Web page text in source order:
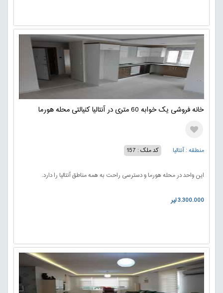
خانه فروشی یک خوابه 60 متری در آنتالیا کنیالتی محله هورما
منطقه : آنتالیا کد ملک : 157
این واحد در محله هورما و دسترسی راحت به همه مناطق آنتالیا را دارد.
3.300.000 لیر